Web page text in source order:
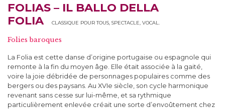
FOLIAS – IL BALLO DELLA
FOLIA
CLASSIQUE POUR TOUS, SPECTACLE, VOCAL.
Folies baroques
La Folia est cette danse d’origine portugaise ou espagnole qui
remonte à la fin du moyen âge. Elle était associée à la gaité,
voire la joie débridée de personnages populaires comme des
bergers ou des paysans. Au XVIe siècle, son cycle harmonique
revenant sans cesse sur lui-même, et sa rythmique
particulièrement enlevée créait une sorte d’envoûtement chez